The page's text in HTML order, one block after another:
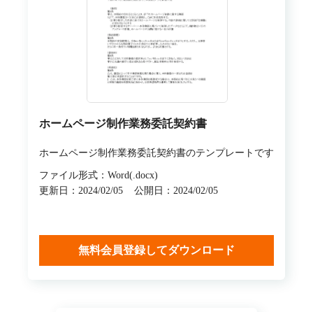
ホームページ制作業務委託契約書
ホームページ制作業務委託契約書のテンプレートです
ファイル形式：Word(.docx)
更新日：2024/02/05
公開日：2024/02/05
無料会員登録してダウンロード